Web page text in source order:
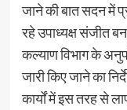
जाने की बात सदन में
रहे उपाध्यक्ष संजीत
कल्याण विभाग के
जारी किए जाने का
कार्यों में इस तरह से